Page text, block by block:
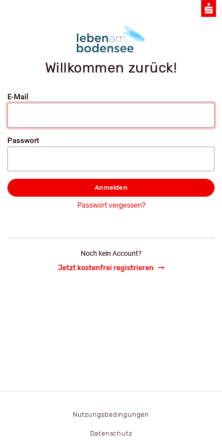
Willkommen zurück!
E-Mail
Passwort
Anmelden
Passwort vergessen?
Noch kein Account?
Jetzt kostenfrei registrieren
Nutzungsbedingungen
Datenschutz